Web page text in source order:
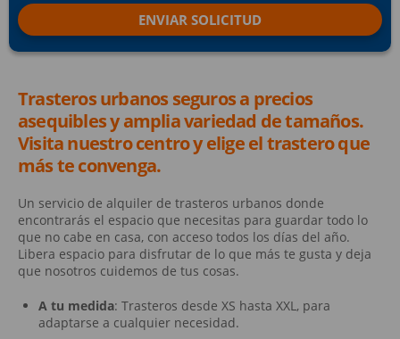
Trasteros urbanos seguros a precios
asequibles y amplia variedad de tamaños.
Visita nuestro centro y elige el trastero que
más te convenga.
Un servicio de alquiler de trasteros urbanos donde
encontrarás el espacio que necesitas para guardar todo lo
que no cabe en casa, con acceso todos los días del año.
Libera espacio para disfrutar de lo que más te gusta y deja
que nosotros cuidemos de tus cosas.
A tu medida: Trasteros desde XS hasta XXL, para
adaptarse a cualquier necesidad.